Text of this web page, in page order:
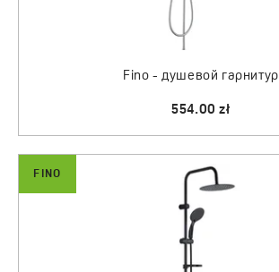
Fino - душевой гарнитур
554.00 zł
FINO